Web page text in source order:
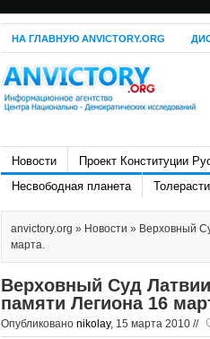
НА ГЛАВНУЮ ANVICTORY.ORG
Новости Проект Конституции
Несвободная планета
anvictory.org » Новости » Верховный
марта.
Верховный Суд
памяти Легиона 16
Опубликовано nikolay, 15 марта 2010 //